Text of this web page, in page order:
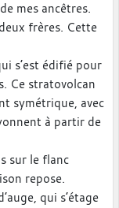
mes ancêtres.
frères. Cette
s’est édifié pour
Ce stratovolcan
symétrique, avec
à partir de
sur le flanc
repose.
qui s’étage